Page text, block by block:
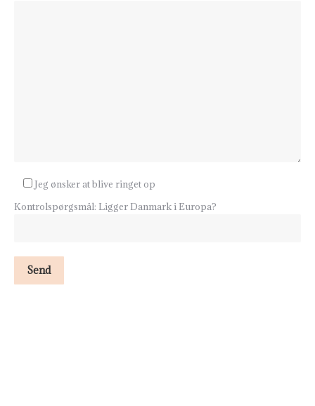
Jeg ønsker at blive ringet op
Kontrolspørgsmål: Ligger Danmark i Europa?